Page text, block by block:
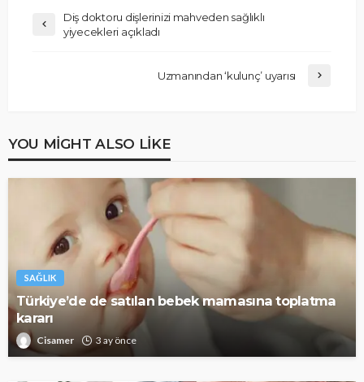
Diş doktoru dişlerinizi mahveden sağlıklı
yiyecekleri açıkladı
Uzmanından ‘kulunç’ uyarısı
YOU MIGHT ALSO LIKE
SAĞLIK
Türkiye’de de satılan bebek mamasına toplatma
kararı
Cisamer 3 ay önce